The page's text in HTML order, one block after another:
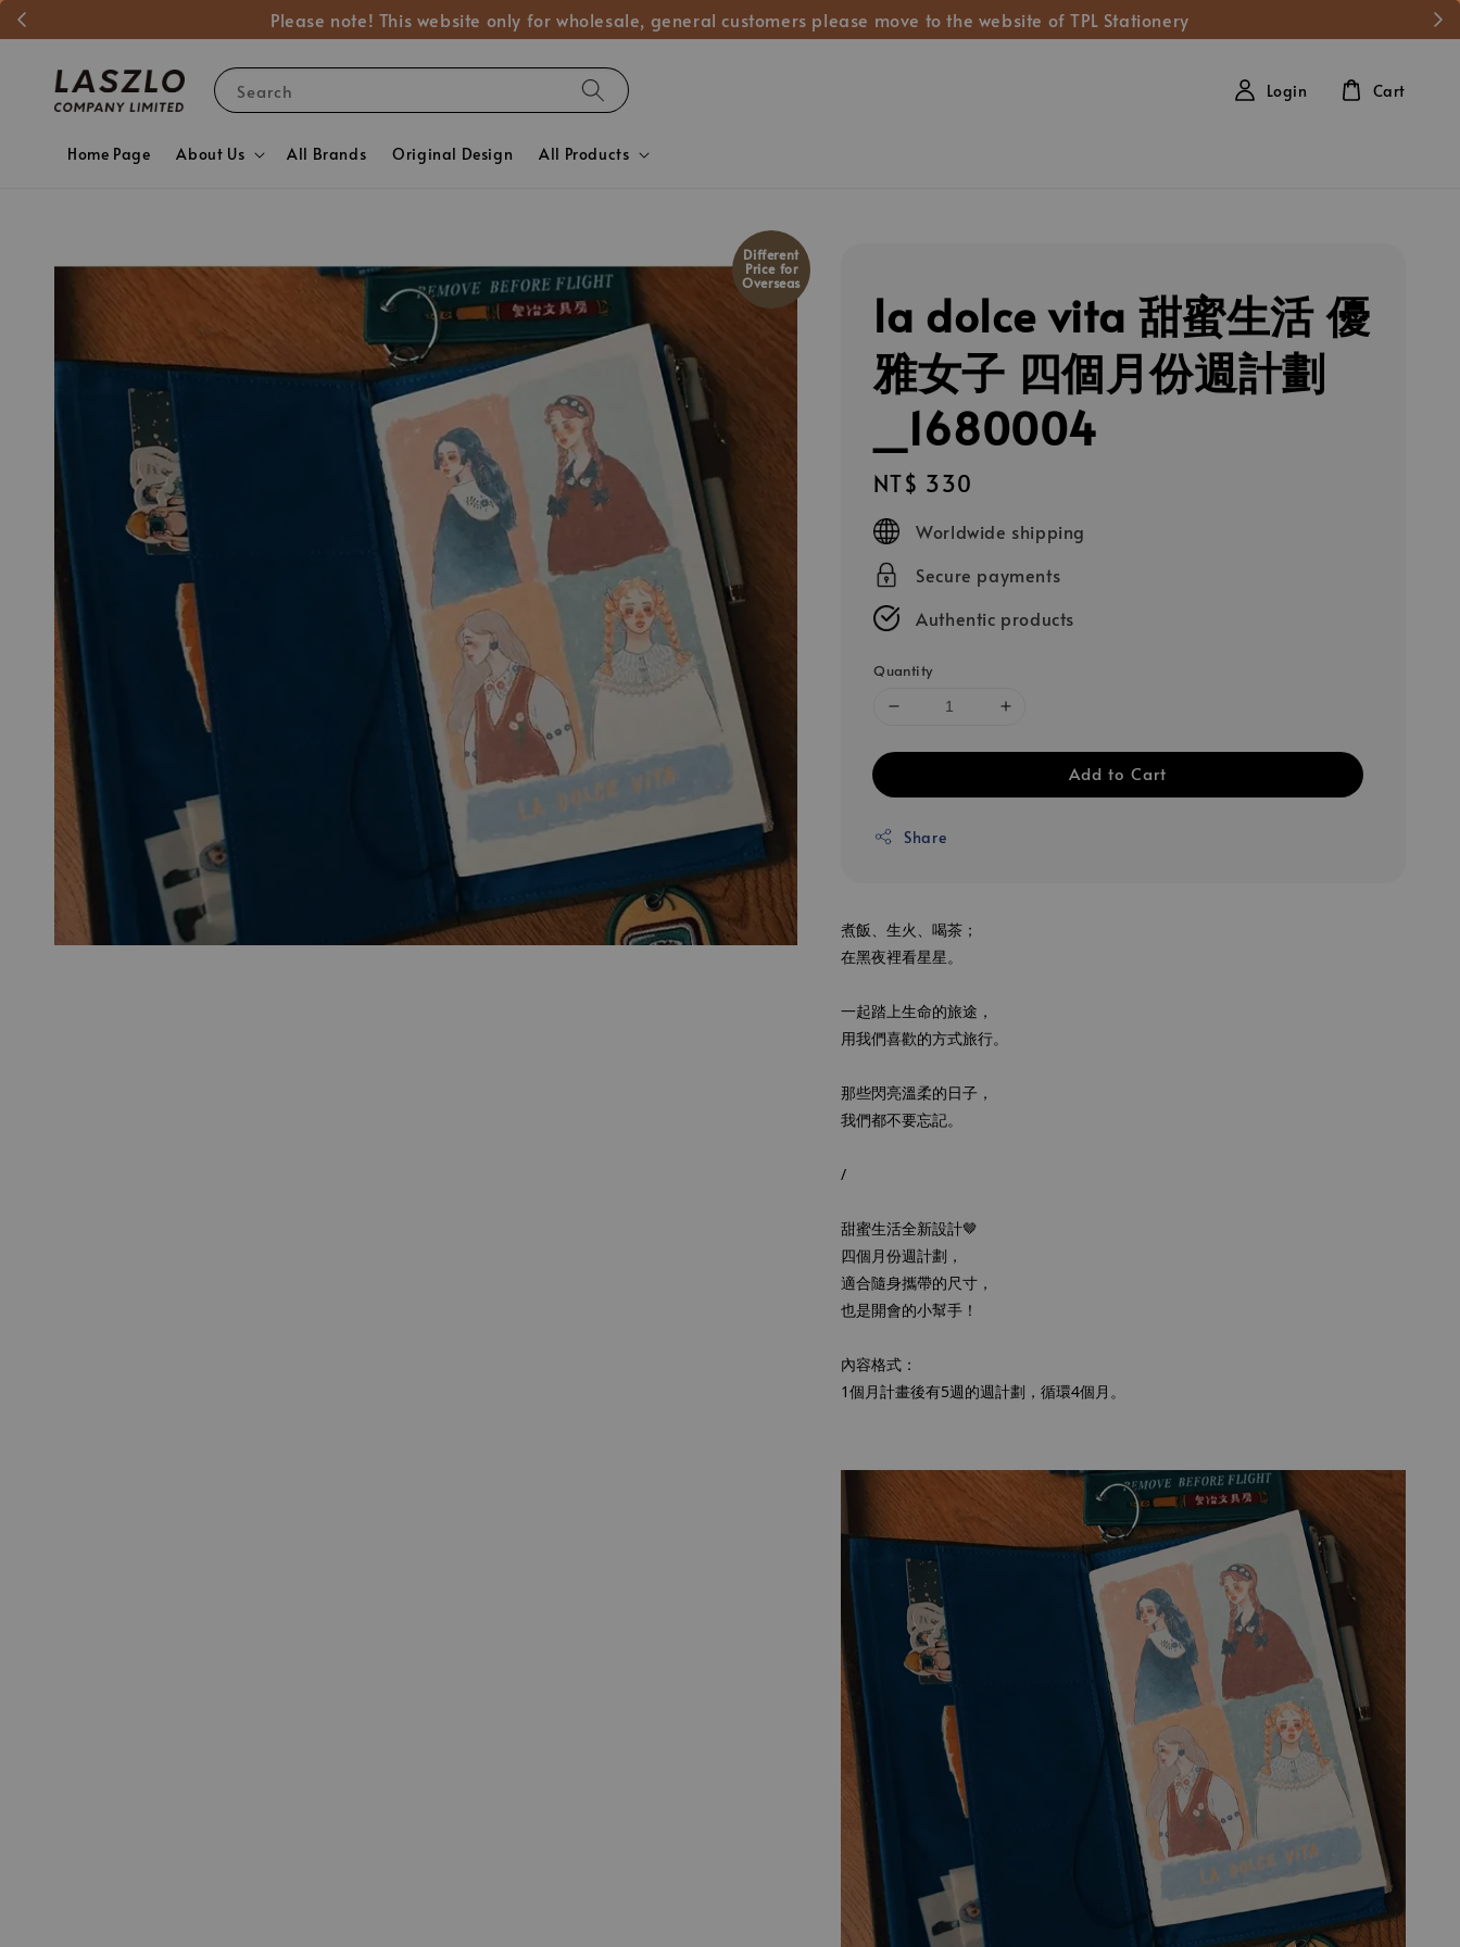
Please note! This website only for wholesale, general customers please move to the website of TPL Stationery
Search
Home Page About Us All Brands Original Design All Products
Login Cart
Different
Price for
Overseas
la dolce vita 甜蜜生活 優
雅女子 四個月份週計劃
_1680004
Regular
price
NT$ 330
Worldwide shipping
Secure payments
Authentic products
Quantity
Add to Cart
Share
煮飯、生火、喝茶；
在黑夜裡看星星。
一起踏上生命的旅途，
用我們喜歡的方式旅行。
那些閃亮溫柔的日子，
我們都不要忘記。
/
甜蜜生活全新設計🤎
四個月份週計劃，
適合隨身攜帶的尺寸，
也是開會的小幫手！
內容格式：
1個月計畫後有5週的週計劃，循環4個月。